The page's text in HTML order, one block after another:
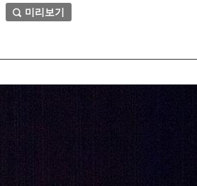
미리보기